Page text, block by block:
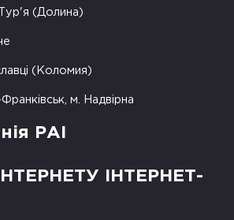
Тур'я (Долина)
(Коломия)
Франківськ, м. Надвірна
РАІ
ІНТЕРНЕТ-